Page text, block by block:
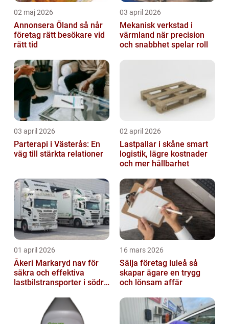
02 maj 2026
Annonsera Öland så når
företag rätt besökare vid
rätt tid
03 april 2026
Mekanisk verkstad i
värmland när precision
och snabbhet spelar roll
03 april 2026
Parterapi i Västerås: En
väg till stärkta relationer
02 april 2026
Lastpallar i skåne smart
logistik, lägre kostnader
och mer hållbarhet
01 april 2026
Åkeri Markaryd nav för
säkra och effektiva
lastbilstransporter i södra
16 mars 2026
Sälja företag luleå så
skapar ägare en trygg
och lönsam affär